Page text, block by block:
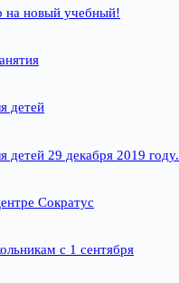
на новый учебный!
детей
детей 29 декабря 2019 году.
Сократус
с 1 сентября